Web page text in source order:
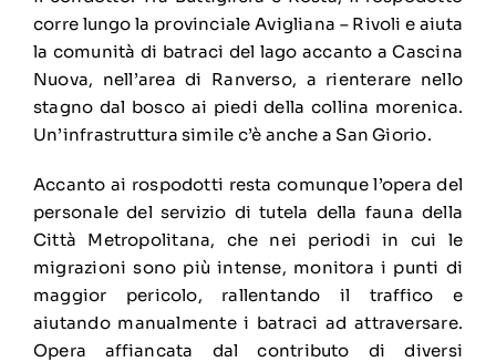
corre lungo la provinciale Avigliana – Rivoli e aiuta
la comunità di batraci del lago accanto a Cascina
Nuova, nell’area di Ranverso, a rienterare nello
stagno dal bosco ai piedi della collina morenica.
Un’infrastruttura simile c’è anche a San Giorio.
Accanto ai rospodotti resta comunque l’opera del
personale del servizio di tutela della fauna della
Città Metropolitana, che nei periodi in cui le
migrazioni sono più intense, monitora i punti di
maggior pericolo, rallentando il traffico e
aiutando manualmente i batraci ad attraversare.
Opera affiancata dal contributo di diversi